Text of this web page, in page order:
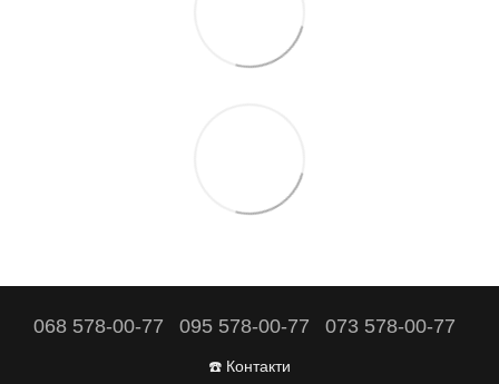
068 578-00-77 095 578-00-77 073 578-00-77
☎️ Контакти